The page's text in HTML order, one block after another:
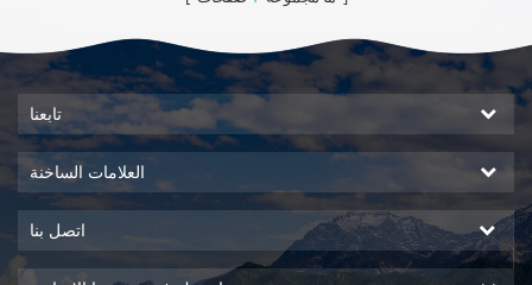
الرئيسية: مياه شرب نقية؛ مياه
للتدفئة والتبريد؛ لا حاجة للتركيب؛
لا ينتج عنها نفايات10
تابعنا
العلامات الساخنة
اتصل بنا